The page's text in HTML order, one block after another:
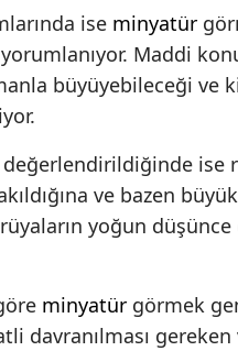
ise minyatür
Maddi
büyüyebileceği
değerlendirildiğinde ise
ve bazen
yoğun
minyatür görmek
davranılması